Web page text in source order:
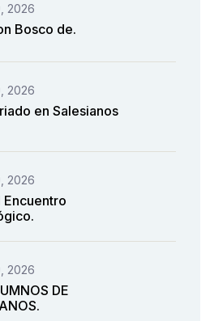
2026
Bosco de.
2026
en Salesianos
2026
Encuentro
2026
DE